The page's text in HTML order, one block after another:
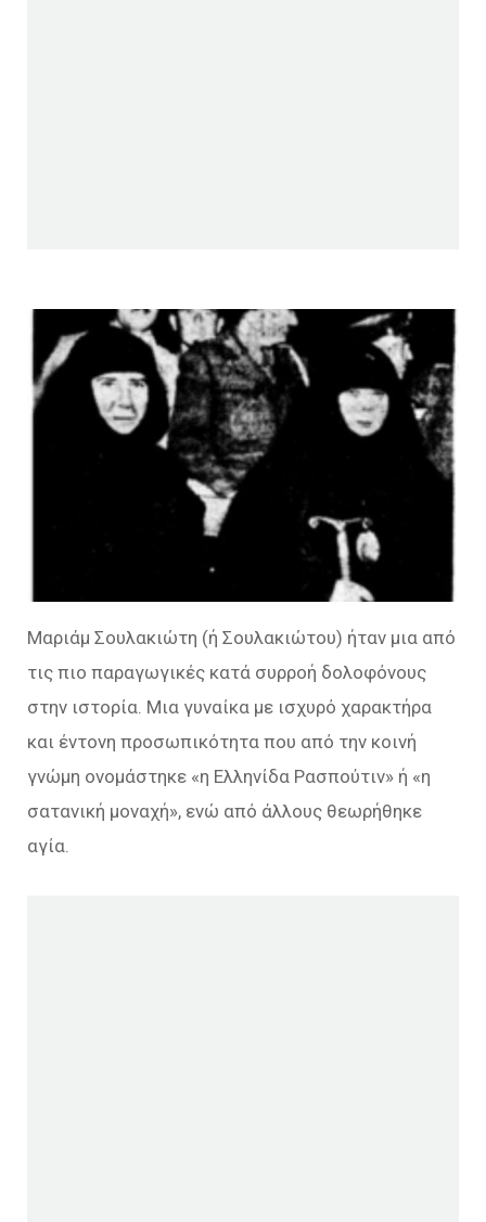
Μαριάμ Σουλακιώτη (ή Σουλακιώτου) ήταν μια από
τις πιο παραγωγικές κατά συρροή δολοφόνους
στην ιστορία. Μια γυναίκα με ισχυρό χαρακτήρα
και έντονη προσωπικότητα που από την κοινή
γνώμη ονομάστηκε «η Ελληνίδα Ρασπούτιν» ή «η
σατανική μοναχή», ενώ από άλλους θεωρήθηκε
αγία.